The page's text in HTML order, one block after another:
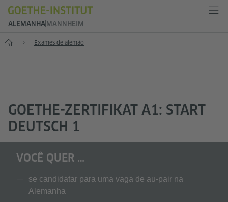
ALEMANHA MANNHEIM
-- Exames de alemão
GOETHE-ZERTIFIKAT A1: START
DEUTSCH 1
VOCÊ QUER …
se candidatar para uma vaga de au-pair na
Alemanha